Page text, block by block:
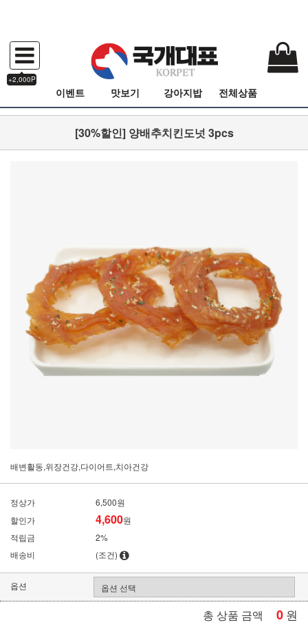
+2,000P
이벤트 맛보기 강아지밥 전체상품
[30%할인] 양배추치킨도넛 3pcs
배변활동,위장건강,다이어트,치아건강
정상가
6,500원
할인가
4,600원
적립금
2%
배송비
(조건)
옵션
총 상품 금액 0 원